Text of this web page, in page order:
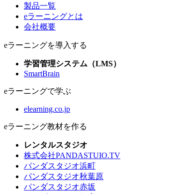
製品一覧
eラーニングとは
会社概要
eラーニングを導入する
学習管理システム（LMS）
SmartBrain
eラーニングで学ぶ
elearning.co.jp
eラーニング教材を作る
レンタルスタジオ
株式会社PANDASTUIO.TV
パンダスタジオ浜町
パンダスタジオ秋葉原
パンダスタジオ赤坂